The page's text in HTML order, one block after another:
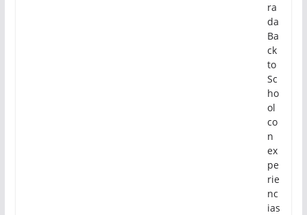
ra
da
Ba
ck
to
Sc
ho
ol
co
n
ex
pe
rie
nc
ias